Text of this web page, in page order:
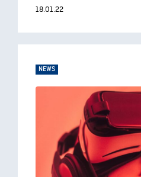
18.01.22
NEWS